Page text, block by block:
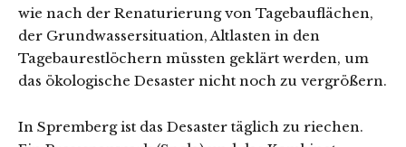
wie nach der Renaturierung von Tagebauflächen,
der Grundwassersituation, Altlasten in den
Tagebaurestlöchern müssten geklärt werden, um
das ökologische Desaster nicht noch zu vergrößern.
In Spremberg ist das Desaster täglich zu riechen.